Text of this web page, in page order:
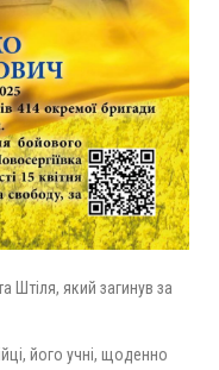
Штіля, який загинув за
його учні, щоденно